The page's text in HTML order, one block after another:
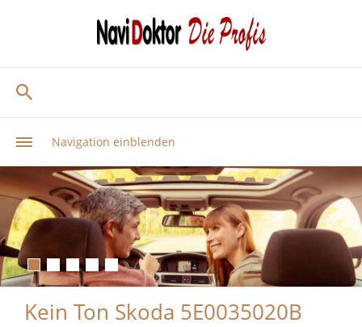
Navigation einblenden
Kein Ton Skoda 5E0035020B